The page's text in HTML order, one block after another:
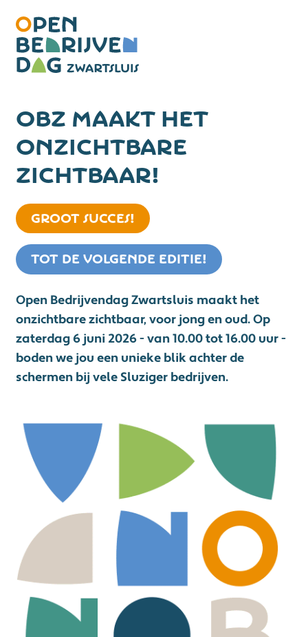
OBZ maakt het
onzichtbare
zichtbaar!
GROOT SUCCES!
TOT DE VOLGENDE EDITIE!
Open Bedrijvendag Zwartsluis maakt het
onzichtbare zichtbaar, voor jong en oud. Op
zaterdag 6 juni 2026 - van 10.00 tot 16.00 uur -
boden we jou een unieke blik achter de
schermen bij vele Sluziger bedrijven.